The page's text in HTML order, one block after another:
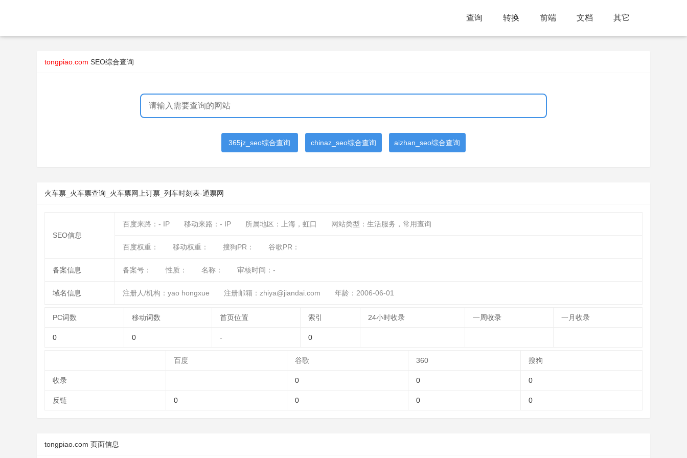
查询 转换 前端 文档 其它
tongpiao.com SEO综合查询
365jz_seo综合查询 chinaz_seo综合查询 aizhan_seo综合查询
火车票_火车票查询_火车票网上订票_列车时刻表-通票网
SEO信息
百度来路： - IP 移动来路： - IP 所属地区：上海，虹口 网站类型：生活服务，常用查询
百度权重： 移动权重： 搜狗PR： 谷歌PR：
备案信息 备案号： 性质： 名称： 审核时间： -
域名信息 注册人/机构：yao hongxue 注册邮箱：zhiya@jiandai.com 年龄：2006-06-01
PC词数 移动词数 首页位置 索引 24小时收录 一周收录 一月收录
0 0 - 0
百度 谷歌 360 搜狗
收录 0 0 0
反链 0 0 0 0
tongpiao.com 页面信息